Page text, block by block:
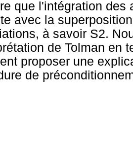
que l'intégration
avec la
à savoir S2.
de Tolman en
proposer une
de